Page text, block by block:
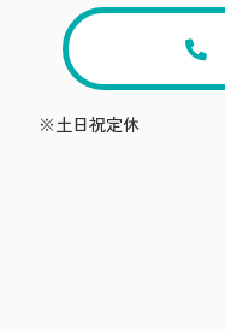
※土日祝定休